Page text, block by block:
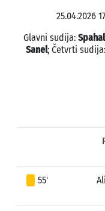
25.04.2026
Glavni sudija:
Sanel; Četvrti sudija:
55'